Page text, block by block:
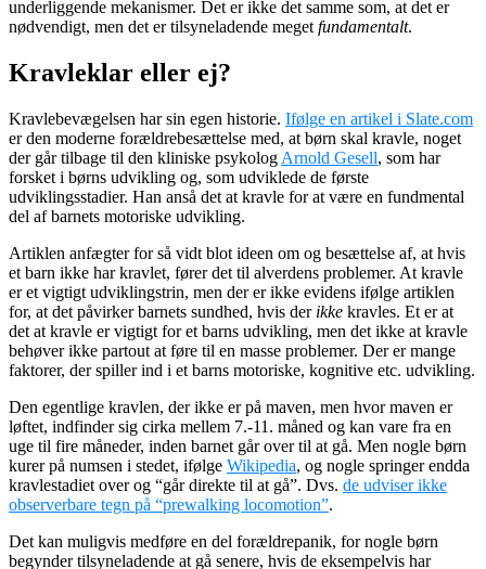
underliggende mekanismer. Det er ikke det samme som, at det er
nødvendigt, men det er tilsyneladende meget fundamentalt.
Kravleklar eller ej?
Kravlebevægelsen har sin egen historie. Ifølge en artikel i Slate.com
er den moderne forældrebesættelse med, at børn skal kravle, noget
der går tilbage til den kliniske psykolog Arnold Gesell, som har
forsket i børns udvikling og, som udviklede de første
udviklingsstadier. Han anså det at kravle for at være en fundmental
del af barnets motoriske udvikling.
Artiklen anfægter for så vidt blot ideen om og besættelse af, at hvis
et barn ikke har kravlet, fører det til alverdens problemer. At kravle
er et vigtigt udviklingstrin, men der er ikke evidens ifølge artiklen
for, at det påvirker barnets sundhed, hvis der ikke kravles. Et er at
det at kravle er vigtigt for et barns udvikling, men det ikke at kravle
behøver ikke partout at føre til en masse problemer. Der er mange
faktorer, der spiller ind i et barns motoriske, kognitive etc. udvikling.
Den egentlige kravlen, der ikke er på maven, men hvor maven er
løftet, indfinder sig cirka mellem 7.-11. måned og kan vare fra en
uge til fire måneder, inden barnet går over til at gå. Men nogle børn
kurer på numsen i stedet, ifølge Wikipedia, og nogle springer endda
kravlestadiet over og “går direkte til at gå”. Dvs. de udviser ikke
observerbare tegn på “prewalking locomotion”.
Det kan muligvis medføre en del forældrepanik, for nogle børn
begynder tilsyneladende at gå senere, hvis de eksempelvis har